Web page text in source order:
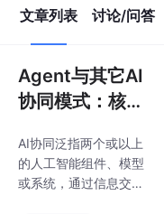
文章列表 讨论/问答
Agent与其它AI
协同模式：核心
AI协同泛指两个或以上
的人工智能组件、模型
或系统，通过信息交换